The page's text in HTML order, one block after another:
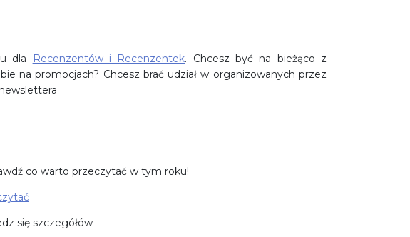
dla Recenzentów i Recenzentek. Chcesz być na bieżąco z
na promocjach? Chcesz brać udział w organizowanych przez
co warto przeczytać w tym roku!
się szczegółów